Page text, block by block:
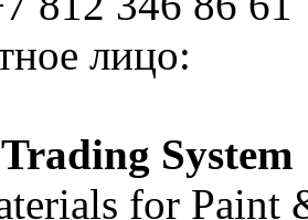
лицо:
System
for Paint